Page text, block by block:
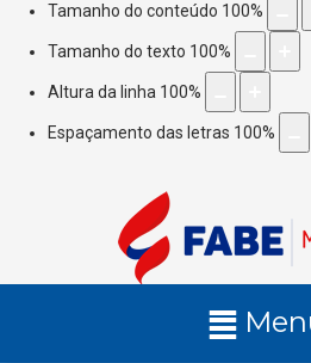
Tamanho do conteúdo 100%
Tamanho do texto 100%
Altura da linha 100%
Espaçamento das letras 100%